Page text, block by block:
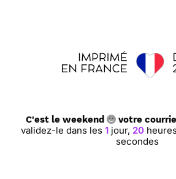
C'est le weekend votre
validez-le dans les 1 jour, 20
secondes